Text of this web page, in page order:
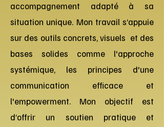
accompagnement adapté à sa
situation unique. Mon travail s’appuie
sur des outils concrets, visuels et des
bases solides comme l'approche
systémique, les principes d'une
communication efficace et
l'empowerment. Mon objectif est
d’offrir un soutien pratique et